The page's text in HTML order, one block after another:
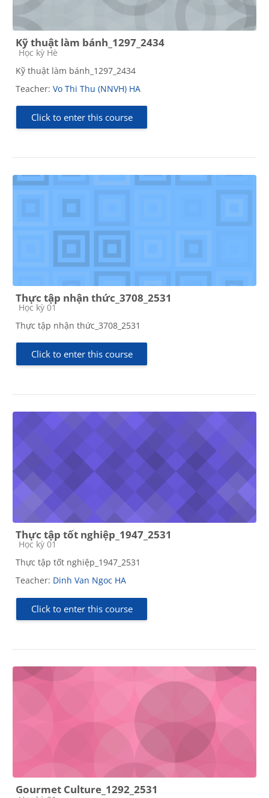
Kỹ thuật làm bánh_1297_2434
Course category
Học kỳ Hè
Kỹ thuật làm bánh_1297_2434
Teacher: Vo Thi Thu (NNVH) HA
Click to enter this course
Thực tập nhận thức_3708_2531
Course category
Học kỳ 01
Thực tập nhận thức_3708_2531
Click to enter this course
Thực tập tốt nghiệp_1947_2531
Course category
Học kỳ 01
Thực tập tốt nghiệp_1947_2531
Teacher: Dinh Van Ngoc HA
Click to enter this course
Gourmet Culture_1292_2531